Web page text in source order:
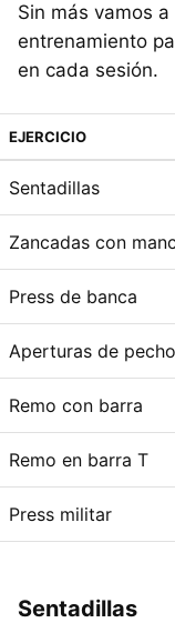
Sin más vamos
entrenamiento
en cada sesión.
EJERCICIO
Sentadillas
Zancadas con
Press de banca
Aperturas de
Remo con barra
Remo en barra T
Press militar
Sentadillas